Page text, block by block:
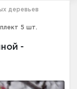
деревьев
5 шт.
-